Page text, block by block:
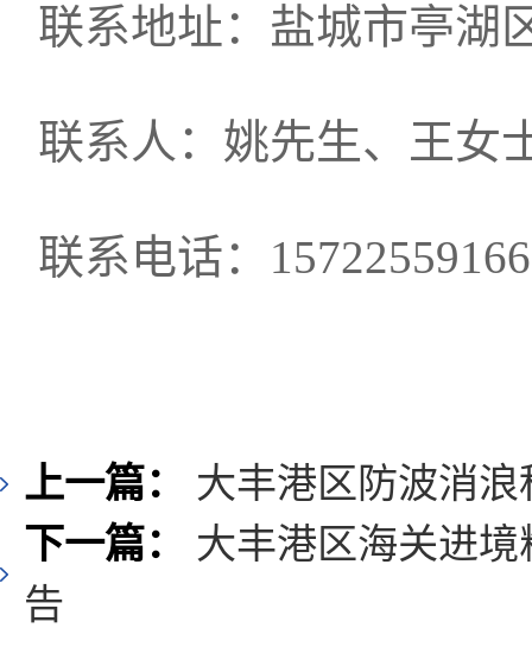
联系地址：盐城市亭湖
联系人：姚先生、王女
联系电话：
上一篇：
大丰港区防波消
下一篇：
大丰港区海关进
告